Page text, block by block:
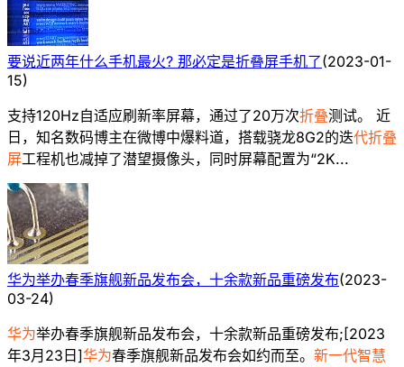
要说近两年什么手机最火? 那必定是折叠屏手机了(2023-01-
15)
支持120Hz自适应刷新率屏幕，通过了20万次折叠测试。 近
日，知名数码博主在微博中爆料道，搭载骁龙8G2的迭代折叠
屏工程机也减掉了潜望摄像头，同时屏幕配置为“2K...
华为举办春季旗舰新品发布会，十余款新品重磅发布(2023-
03-24)
华为举办春季旗舰新品发布会，十余款新品重磅发布;[2023
年3月23日]华为春季旗舰新品发布会如约而至。 新一代智慧